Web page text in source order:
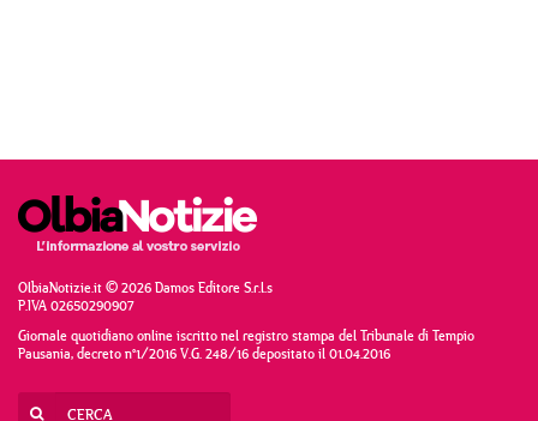
OlbiaNotizie.it © 2026 Damos Editore S.r.l.s
P.IVA 02650290907
Giornale quotidiano online iscritto nel registro stampa del Tribunale di Tempio
Pausania, decreto n°1/2016 V.G. 248/16 depositato il 01.04.2016